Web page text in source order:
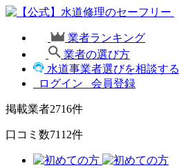
業者ランキング
業者の選び方
水道事業者選びを相談する
ログイン
会員登録
掲載業者2716件
口コミ数7112件